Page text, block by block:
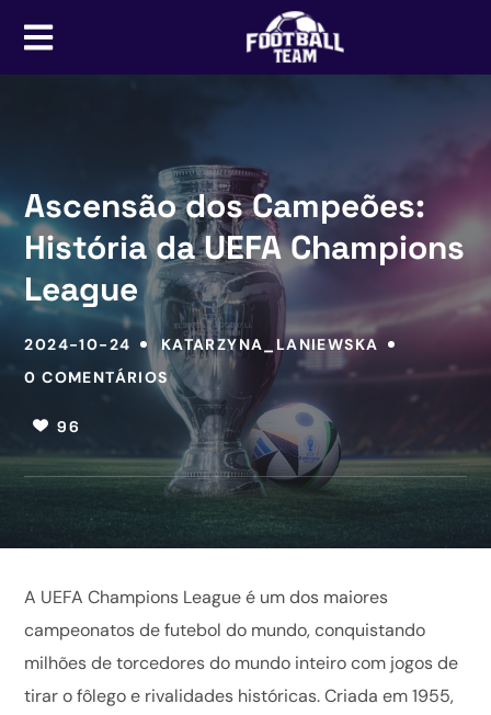
Ascensão dos Campeões:
História da UEFA Champions
League
2024-10-24
KATARZYNA_LANIEWSKA
0 COMENTÁRIOS
96
A UEFA Champions League é um dos maiores
campeonatos de futebol do mundo, conquistando
milhões de torcedores do mundo inteiro com jogos de
tirar o fôlego e rivalidades históricas. Criada em 1955,